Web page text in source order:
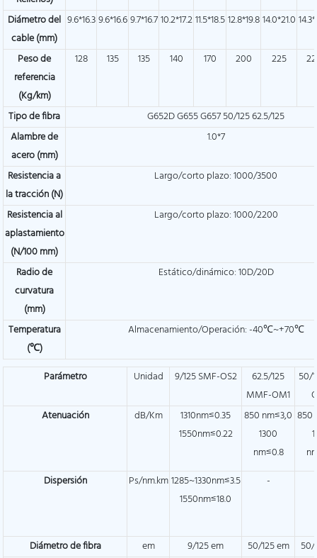
Diámetro del
cable (mm)
9.6*16.39.6*16.69.7*16.710.2*17.211.5*18.512.8*19.814.0*21.0
Peso de
referencia
(Kg/km)
128 135 135 140 170 200 225
Tipo de fibra
G652D G655 G657 50/125 62.5/125
Alambre de
acero (mm)
1.0*7
Resistencia a
la tracción (N)
Largo/corto plazo: 1000/3500
Resistencia al
aplastamiento
(N/100 mm)
Largo/corto plazo: 1000/2200
Radio de
curvatura
(mm)
Estático/dinámico: 10D/20D
Temperatura
(℃)
Almacenamiento/Operación: -40℃~+70℃
Parámetro Unidad 9/125 SMF-OS2
62.5/125
MMF-OM1
50/
Atenuación
dB/Km
1310nm≤0.35
1550nm≤0.22
850 nm≤3,0
1300
nm≤0.8
850
Dispersión
Ps/nm.km1285~1330nm≤3.5
1550nm≤18.0
-
Diámetro de fibra em 9/125 em 50/125 em
50/